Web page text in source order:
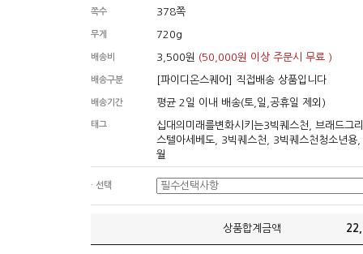
쪽수 378쪽
무게 720g
배송비 3,500원 (50,000원 이상 주문시 무료 )
배송구분 [파이디온스퀘어] 직접배송 상품입니다
배송기간 평균 2일 이내 배송(토,일,공휴일 제외)
태그
십대의미래를변화시키는3빅퀘스천, 브래드그
스텔아세베도, 3빅퀘스천, 3빅퀘스천청소년용,
월
· 선택
상품합계금액